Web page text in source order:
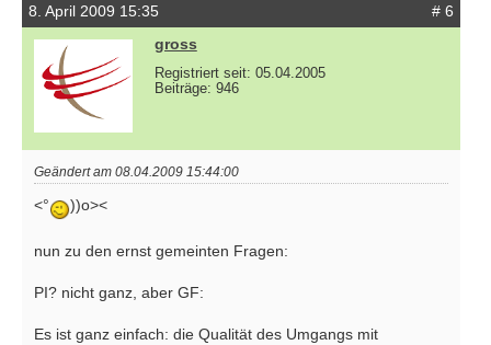
8. April 2009 15:35
# 6
gross
Registriert seit: 05.04.2005
Beiträge: 946
Geändert am 08.04.2009 15:44:00
<° ))o><
nun zu den ernst gemeinten Fragen:
PI? nicht ganz, aber GF:
Es ist ganz einfach: die Qualität des Umgangs mit